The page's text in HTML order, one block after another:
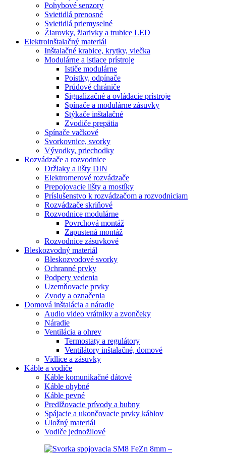
Pohybové senzory
Svietidlá prenosné
Svietidlá priemyselné
Žiarovky, žiarivky a trubice LED
Elektroinštalačný materiál
Inštalačné krabice, krytky, viečka
Modulárne a istiace prístroje
Ističe modulárne
Poistky, odpínače
Prúdové chrániče
Signalizačné a ovládacie prístroje
Spínače a modulárne zásuvky
Stýkače inštalačné
Zvodiče prepätia
Spínače vačkové
Svorkovnice, svorky
Vývodky, priechodky
Rozvádzače a rozvodnice
Držiaky a lišty DIN
Elektromerové rozvádzače
Prepojovacie lišty a mostíky
Príslušenstvo k rozvádzačom a rozvodniciam
Rozvádzače skriňové
Rozvodnice modulárne
Povrchová montáž
Zapustená montáž
Rozvodnice zásuvkové
Bleskozvodný materiál
Bleskozvodové svorky
Ochranné prvky
Podpery vedenia
Uzemňovacie prvky
Zvody a označenia
Domová inštalácia a náradie
Audio video vrátniky a zvončeky
Náradie
Ventilácia a ohrev
Termostaty a regulátory
Ventilátory inštalačné, domové
Vidlice a zásuvky
Káble a vodiče
Káble komunikačné dátové
Káble ohybné
Káble pevné
Predlžovacie prívody a bubny
Spájacie a ukončovacie prvky káblov
Úložný materiál
Vodiče jednožilové